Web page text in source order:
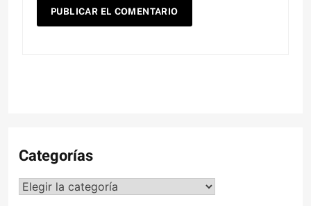
Categorías
Categorías